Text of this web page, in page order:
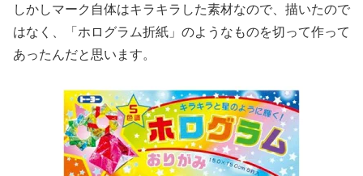
しかしマーク自体はキラキラした素材なので、描いたので
はなく、「ホログラム折紙」のようなものを切って作って
あったんだと思います。